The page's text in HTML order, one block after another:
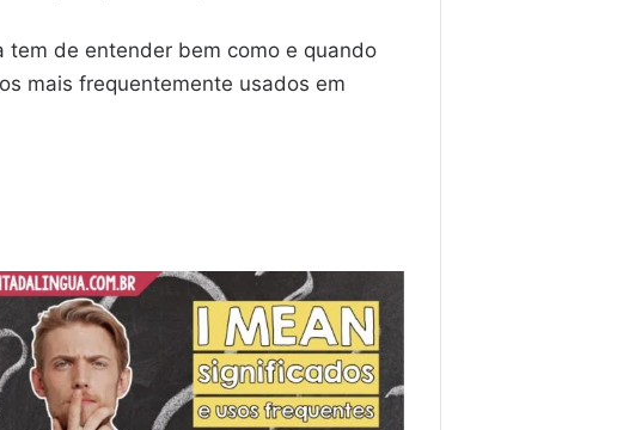
tem de entender bem como e quando
mais frequentemente usados em